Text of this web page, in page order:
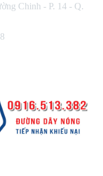
Chinh - P. 14 - Q.